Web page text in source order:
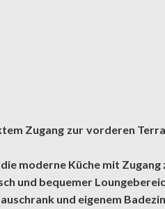
Zugang zur vorderen
moderne Küche mit
und bequemer
und eigenem